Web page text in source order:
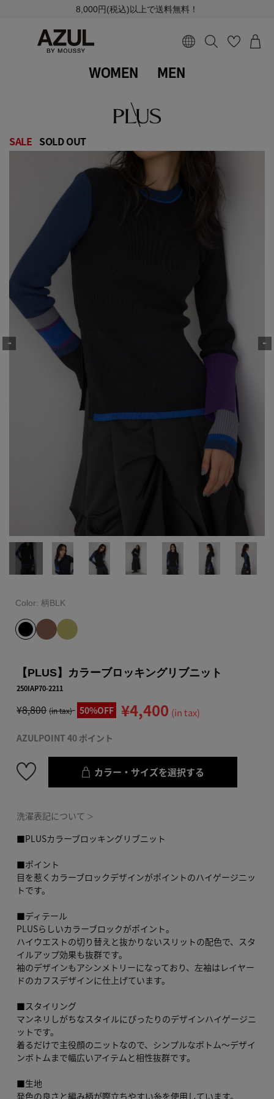
8,000円(税込)以上で送料無料！
WOMEN MEN
SALE SOLD OUT
Color: 柄BLK
【PLUS】カラーブロッキングリブニット
250IAP70-2211
¥8,800 (in tax) 50%OFF ¥4,400 (in tax)
AZULPOINT 40 ポイント
カラー・サイズを選択する
洗濯表記について ＞
■PLUSカラーブロッキングリブニット
■ポイント
目を惹くカラーブロックデザインがポイントのハイゲージニッ
トです。
■ディテール
PLUSらしいカラーブロックがポイント。
ハイウエストの切り替えと抜かりないスリットの配色で、スタ
イルアップ効果も抜群です。
袖のデザインもアシンメトリーになっており、左袖はレイヤー
ドのカフスデザインに仕上げています。
■スタイリング
マンネリしがちなスタイルにぴったりのデザインハイゲージニ
ットです。
着るだけで主役顔のニットなので、シンプルなボトム～デザイ
ンボトムまで幅広いアイテムと相性抜群です。
■生地
発色の良さと編み柄が際立ちやすい糸を使用しています。